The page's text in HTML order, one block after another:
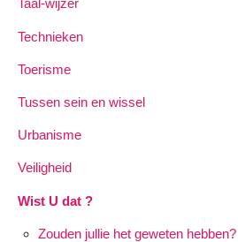
Taal-wijzer
Technieken
Toerisme
Tussen sein en wissel
Urbanisme
Veiligheid
Wist U dat ?
Zouden jullie het geweten hebben?